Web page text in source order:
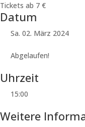
Tickets ab 7 €
Datum
Sa. 02. März 2024
Abgelaufen!
Uhrzeit
15:00
Weitere